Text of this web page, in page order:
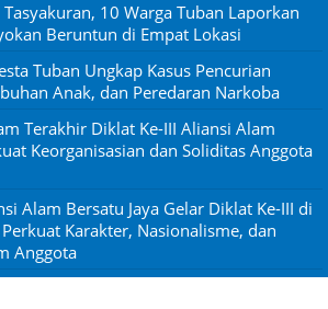
Tasyakuran, 10 Warga Tuban Laporkan
Beruntun di Empat Lokasi
Tuban Ungkap Kasus Pencurian
Anak, dan Peredaran Narkoba
Terakhir Diklat Ke-III Aliansi Alam
Keorganisasian dan Soliditas Anggota
Alam Bersatu Jaya Gelar Diklat Ke-III di
Karakter, Nasionalisme, dan
Anggota